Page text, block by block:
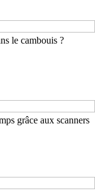
le cambouis ?
grâce aux scanners